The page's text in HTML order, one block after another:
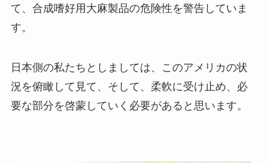
て、合成嗜好用大麻製品の危険性を警告していま
す。
日本側の私たちとしましては、このアメリカの状
況を俯瞰して見て、そして、柔軟に受け止め、必
要な部分を啓蒙していく必要があると思います。